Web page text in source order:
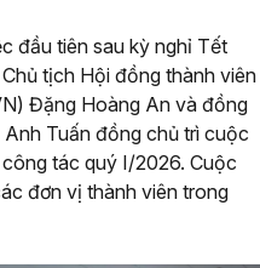
đầu tiên sau kỳ nghỉ Tết
tịch Hội đồng thành viên
Đặng Hoàng An và đồng
Tuấn đồng chủ trì cuộc
tác quý I/2026. Cuộc
đơn vị thành viên trong